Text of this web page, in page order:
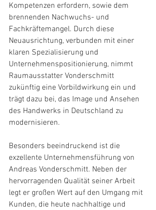
Kompetenzen erfordern, sowie dem
brennenden Nachwuchs- und
Fachkräftemangel. Durch diese
Neuausrichtung, verbunden mit einer
klaren Spezialisierung und
Unternehmenspositionierung, nimmt
Raumausstatter Vonderschmitt
zukünftig eine Vorbildwirkung ein und
trägt dazu bei, das Image und Ansehen
des Handwerks in Deutschland zu
modernisieren.
Besonders beeindruckend ist die
exzellente Unternehmensführung von
Andreas Vonderschmitt. Neben der
hervorragenden Qualität seiner Arbeit
legt er großen Wert auf den Umgang mit
Kunden, die heute nachhaltige und